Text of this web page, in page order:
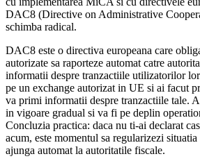
DAC8 (Directive on Administrative
schimba radical.
DAC8 este o directiva europeana care
autorizate sa raporteze automat catre
informatii despre tranzactiile utilizatorilor
pe un exchange autorizat in UE si ai facut
va primi informatii despre tranzactiile tale.
in vigoare gradual si va fi pe deplin
Concluzia practica: daca nu ti-ai declarat
acum, este momentul sa regularizezi
ajunga automat la autoritatile fiscale.